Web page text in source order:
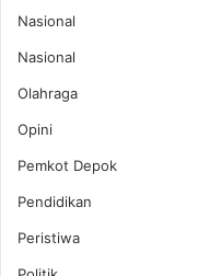
Nasional
Nasional
Olahraga
Opini
Pemkot Depok
Pendidikan
Peristiwa